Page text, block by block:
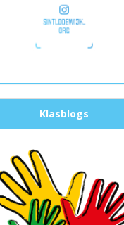
Klasblogs